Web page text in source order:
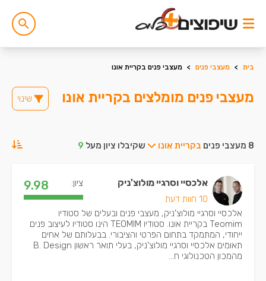
בית > מעצבי פנים > מעצבי פנים בקריית אונו
מעצבי פנים מומלצים בקריית אונו שינוי
8 מעצבי פנים בקריית אונו שקיבלו ציון מעל 9
אלכסיי וסרגיי מולוצ'ניק
10 חוות דעת
ציון: 9.98
אלכסיי וסרגיי מולוצ'ניק, מעצבי פנים ובעלים של סטודיו
Teomim בקריית אונו. סטודיו TEOMIM הינו סטודיו לעיצוב פנים
ייחודי, המתמקד בתחום הפרטי והציבורי. בבעלותם של אחים
תאומים אלכסיי וסרגיי מולוצ'ניק, בעלי תואר ראשון B. Design
מהמכון הטכנולוגי ח...